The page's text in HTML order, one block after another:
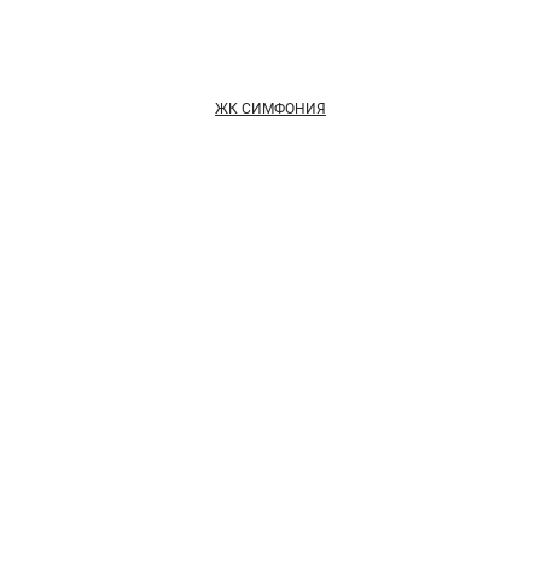
ЖК СИМФОНИЯ